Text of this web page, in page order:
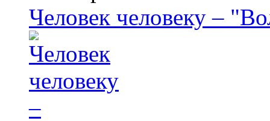
Человек человеку –